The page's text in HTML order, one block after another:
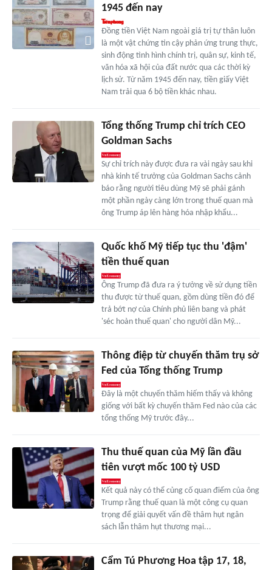
1945 đến nay
Đồng tiền Việt Nam ngoài giá trị tự thân luôn
là một vật chứng tin cậy phản ứng trung thực,
sinh động tình hình chính trị, quân sự, kinh tế,
văn hóa xã hội của đất nước qua các thời kỳ
lịch sử. Từ năm 1945 đến nay, tiền giấy Việt
Nam trải qua 6 bộ tiền khác nhau.
Tổng thống Trump chỉ trích CEO
Goldman Sachs
Sự chỉ trích này được đưa ra vài ngày sau khi
nhà kinh tế trưởng của Goldman Sachs cảnh
báo rằng người tiêu dùng Mỹ sẽ phải gánh
một phần ngày càng lớn trong thuế quan mà
ông Trump áp lên hàng hóa nhập khẩu...
Quốc khố Mỹ tiếp tục thu 'đậm'
tiền thuế quan
Ông Trump đã đưa ra ý tưởng về sử dụng tiền
thu được từ thuế quan, gồm dùng tiền đó để
trả bớt nợ của Chính phủ liên bang và phát
'séc hoàn thuế quan' cho người dân Mỹ...
Thông điệp từ chuyến thăm trụ sở
Fed của Tổng thống Trump
Đây là một chuyến thăm hiếm thấy và không
giống với bất kỳ chuyến thăm Fed nào của các
tổng thống Mỹ trước đây...
Thu thuế quan của Mỹ lần đầu
tiên vượt mốc 100 tỷ USD
Kết quả này có thể củng cố quan điểm của ông
Trump rằng thuế quan là một công cụ quan
trọng để giải quyết vấn đề thâm hụt ngân
sách lẫn thâm hụt thương mại...
Cẩm Tú Phương Hoa tập 17, 18,